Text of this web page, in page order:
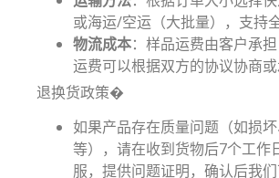
或海运/空运（大批量），支持
物流成本：样品运费由客户承
运费可以根据双方的协议协商
退换货政策�
如果产品存在质量问题（如损
等），请在收到货物后7个工作
服，提供问题证明，确认后我